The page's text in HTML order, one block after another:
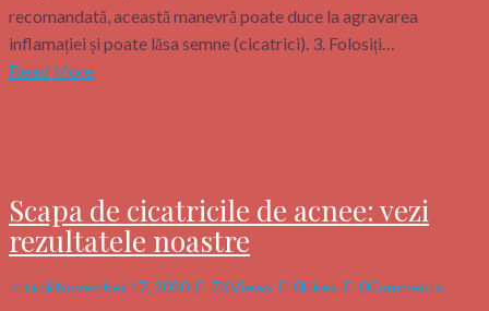
recomandată, această manevră poate duce la agravarea
inflamației și poate lăsa semne (cicatrici). 3. Folosiți…
Read More
Scapa de cicatricile de acnee: vezi
rezultatele noastre
ArticoleNovember 17, 2020 7KViews 0Likes 0Comments